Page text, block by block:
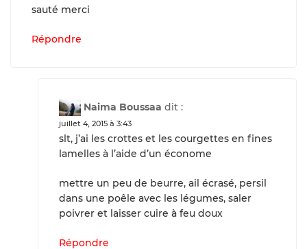
sauté merci
Répondre
Naima Boussaa dit :
juillet 4, 2015 à 3:43
slt, j’ai les crottes et les courgettes en fines
lamelles à l’aide d’un économe
mettre un peu de beurre, ail écrasé, persil
dans une poêle avec les légumes, saler
poivrer et laisser cuire à feu doux
Répondre